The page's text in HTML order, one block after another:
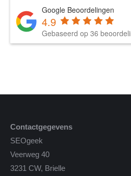
Google Beoordelingen
4.9
Gebaseerd op 36
Contactgegevens
SEOgeek
Veerweg 40
3231 CW, Brielle